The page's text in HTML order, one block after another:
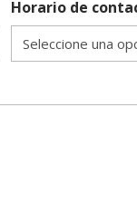
Horario de